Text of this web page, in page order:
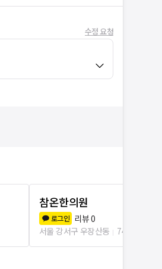
수정 요청
참온한의원
로그인 리뷰0
서울 강서구 우장산동
74m